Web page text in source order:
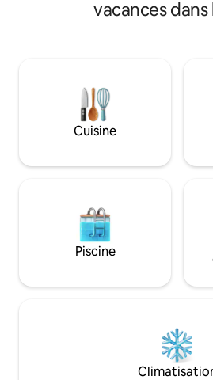
accès à une terrasse commune sur
noyer, des murs en acier noirci, une
structure en acier exposé, un
sapin naturel et des accessoires de
de bain et de cuisine exquis
nord-ouest. WiFi dans tout le
contrôle du logement ! Vous y
de nombreux placards ouverts
Je déballe toujours complètement
lorsque je voyage et je vous invite à
centre des industries
dans un excellent restaurant ou bar.
est accessible à pied dans toutes les
directions vers les grandes
de Seattle, y compris la Space Needle.
vacances dans
Cuisine
Piscine